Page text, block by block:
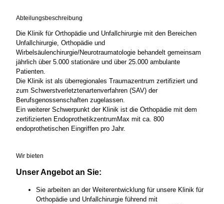
Abteilungsbeschreibung
Die Klinik für Orthopädie und Unfallchirurgie mit den Bereichen
Unfallchirurgie, Orthopädie und
Wirbelsäulenchirurgie/Neurotraumatologie behandelt gemeinsam
jährlich über 5.000 stationäre und über 25.000 ambulante
Patienten.
Die Klinik ist als überregionales Traumazentrum zertifiziert und
zum Schwerstverletztenartenverfahren (SAV) der
Berufsgenossenschaften zugelassen.
Ein weiterer Schwerpunkt der Klinik ist die Orthopädie mit dem
zertifizierten EndoprothetikzentrumMax mit ca. 800
endoprothetischen Eingriffen pro Jahr.
Wir bieten
Unser Angebot an Sie:
Sie arbeiten an der Weiterentwicklung für unsere Klinik für
Orthopädie und Unfallchirurgie führend mit